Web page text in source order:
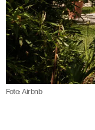
Foto: Airbnb